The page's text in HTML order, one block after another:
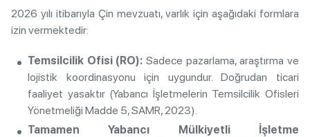
2026 yılı itibarıyla Çin mevzuatı, varlık için aşağıdaki formlara
izin vermektedir:
Temsilcilik Ofisi (RO): Sadece pazarlama, araştırma ve
lojistik koordinasyonu için uygundur. Doğrudan ticari
faaliyet yasaktır (Yabancı İşletmelerin Temsilcilik Ofisleri
Yönetmeliği Madde 5, SAMR, 2023).
Tamamen Yabancı Mülkiyetli İşletme